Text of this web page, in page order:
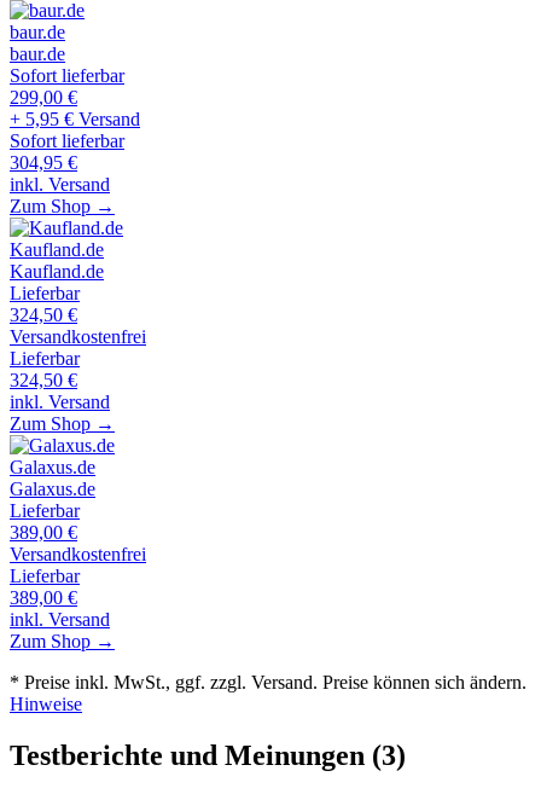
baur.de
baur.de
Sofort lieferbar
299,00 €
+ 5,95 € Versand
Sofort lieferbar
304,95 €
inkl. Versand
Zum Shop →
Kaufland.de
Kaufland.de
Lieferbar
324,50 €
Versandkostenfrei
Lieferbar
324,50 €
inkl. Versand
Zum Shop →
Galaxus.de
Galaxus.de
Lieferbar
389,00 €
Versandkostenfrei
Lieferbar
389,00 €
inkl. Versand
Zum Shop →
* Preise inkl. MwSt., ggf. zzgl. Versand. Preise können sich ändern.
Hinweise
Testberichte und Meinungen (3)